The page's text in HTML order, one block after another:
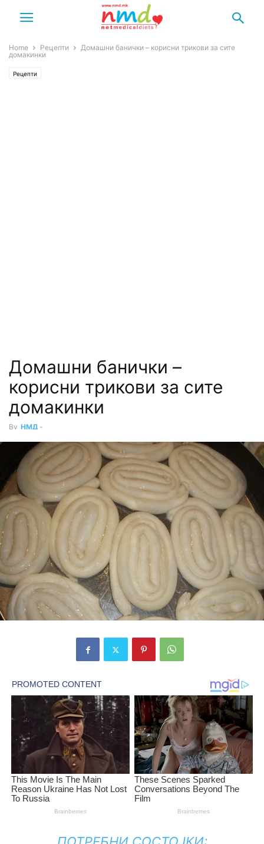
Home Рецепти
Домашни банички – корисни трикови за сите
домакинки
Рецепти
Домашни банички –
корисни трикови за сите
домакинки
By НМД -